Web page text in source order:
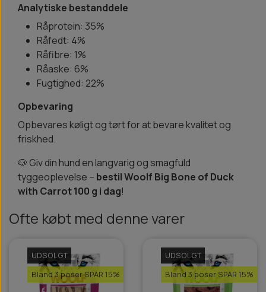
Analytiske bestanddele
Råprotein: 35%
Råfedt: 4%
Råfibre: 1%
Råaske: 6%
Fugtighed: 22%
Opbevaring
Opbevares køligt og tørt for at bevare kvalitet og
friskhed.
🐶 Giv din hund en langvarig og smagfuld
tyggeoplevelse – bestil Woolf Big Bone of Duck
with Carrot 100 g i dag!
Ofte købt med denne varer
UDSOLGT
Bland 3 poser SPAR 15%
UDSOLGT
Bland 3 poser SPAR 15%